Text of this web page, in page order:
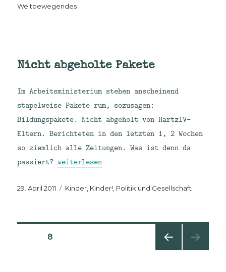
am
Weltbewegendes
Nicht abgeholte Pakete
Im Arbeitsministerium stehen anscheinend
stapelweise Pakete rum, sozusagen:
Bildungspakete. Nicht abgeholt von HartzIV-
Eltern. Berichteten in den letzten 1, 2 Wochen
so ziemlich alle Zeitungen. Was ist denn da
passiert?„Nicht abgeholte Pakete“
weiterlesen
Veröffentlicht
29. April 2011 Kategorien
Kinder, Kinder! Politik und Gesellschaft
Seitennummerierung
8